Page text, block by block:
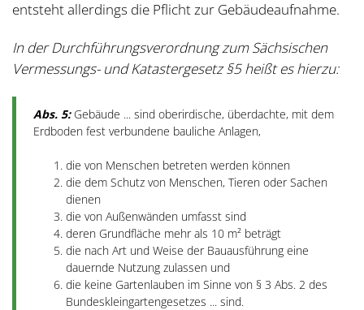
entsteht allerdings die Pflicht zur Gebäudeaufnahme.
In der Durchführungsverordnung zum Sächsischen
Vermessungs- und Katastergesetz §5 heißt es hierzu:
Abs. 5:Gebäude ... sind oberirdische, überdachte, mit dem
Erdboden fest verbundene bauliche Anlagen,
die von Menschen betreten werden können
die dem Schutz von Menschen, Tieren oder Sachen
dienen
die von Außenwänden umfasst sind
deren Grundfläche mehr als 10 m² beträgt
die nach Art und Weise der Bauausführung eine
dauernde Nutzung zulassen und
die keine Gartenlauben im Sinne von § 3 Abs. 2 des
Bundeskleingartengesetzes ... sind.